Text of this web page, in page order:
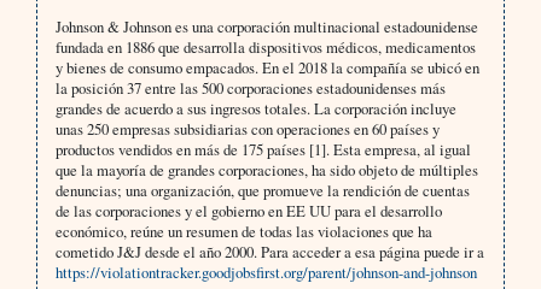
Johnson & Johnson es una corporación multinacional estadounidense
fundada en 1886 que desarrolla dispositivos médicos, medicamentos
y bienes de consumo empacados. En el 2018 la compañía se ubicó en
la posición 37 entre las 500 corporaciones estadounidenses más
grandes de acuerdo a sus ingresos totales. La corporación incluye
unas 250 empresas subsidiarias con operaciones en 60 países y
productos vendidos en más de 175 países [1]. Esta empresa, al igual
que la mayoría de grandes corporaciones, ha sido objeto de múltiples
denuncias; una organización, que promueve la rendición de cuentas
de las corporaciones y el gobierno en EE UU para el desarrollo
económico, reúne un resumen de todas las violaciones que ha
cometido J&J desde el año 2000. Para acceder a esa página puede ir a
https://violationtracker.goodjobsfirst.org/parent/johnson-and-johnson